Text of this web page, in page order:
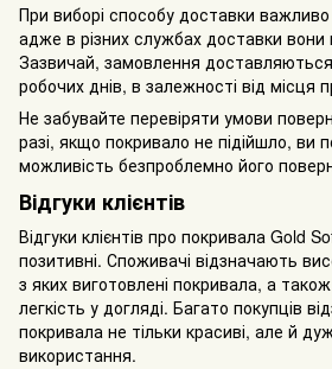
При виборі способу доставки
адже в різних службах доставки вони
Зазвичай, замовлення
робочих днів, в залежності від місця
Не забувайте перевіряти умови
разі, якщо покривало не підійшло, ви
можливість безпроблемно його
Відгуки клієнтів
Відгуки клієнтів про покривала Gold
позитивні. Споживачі відзначають
з яких виготовлені покривала, а також
легкість у догляді. Багато покупців
покривала не тільки красиві, але й
використання.